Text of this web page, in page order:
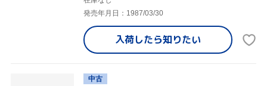
発売年月日：1987/03/30
入荷したら知りたい
中古